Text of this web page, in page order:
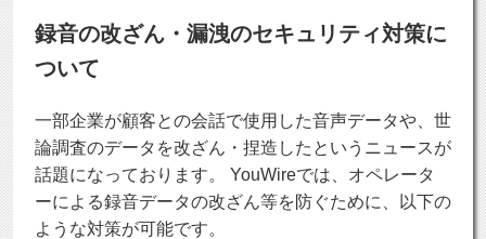
録音の改ざん・漏洩のセキュリティ対策に
ついて
一部企業が顧客との会話で使用した音声データや、世
論調査のデータを改ざん・捏造したというニュースが
話題になっております。 YouWireでは、オペレータ
ーによる録音データの改ざん等を防ぐために、以下の
ような対策が可能です。